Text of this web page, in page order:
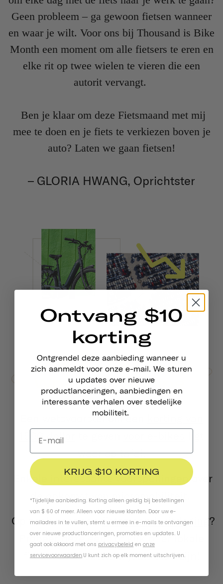
Geen probleem – ga gewoon fietsen wanneer
en waar je wilt. Voor ons bij Thousand is Bike
Month een moment om alle fietsers te eren en
elke rit op twee wielen te vieren die een
autorit vervangt.
Ben je klaar om deze Fietsmaand met mij
mee te doen en je fiets te verkiezen boven je
auto? Laten we gaan fietsen!
– GLORIA HWANG, Oprichtster
Een wetsvoorstel om een
1500 dollar
weer op tafel.
Enkele
interessante voorspellingenover
de opkomst van micromobiliteit.
Op zoek naar eenfietsmaand-uitdaging?
Probeer deze eens of kijk of er lokale
fietsevenementen in jouw stad zijn!
Ontvang $10
korting
Ontgrendel deze aanbieding wanneer u
zich aanmeldt voor onze e-mail. We sturen
u updates over nieuwe
productlanceringen, aanbiedingen en
interessante verhalen over stedelijke
mobiliteit.
KRIJG $10 KORTING
*Tijdelijke aanbieding. Korting alleen geldig bij bestellingen
van $ 60 of meer. Alleen voor nieuwe klanten. Door uw e-
mailadres in te vullen, stemt u ermee in e-mails te ontvangen
over nieuwe productlanceringen, promoties en updates. U
gaat ook akkoord met ons privacybeleid en onze
servicevoorwaarden.U kunt zich op elk moment uitschrijven.